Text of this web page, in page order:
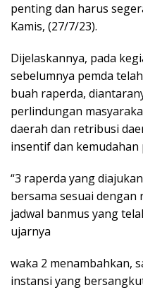
penting dan harus
Kamis, (27/7/23).
Dijelaskannya, pada
sebelumnya pemda
buah raperda,
perlindungan
daerah dan retribusi
insentif dan kemudahan
“3 raperda yang
bersama sesuai dengan
jadwal banmus yang
ujarnya
waka 2 menambahkan,
instansi yang